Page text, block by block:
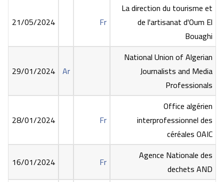
La direction du tourisme et
de l'artisanat d'Oum El
Bouaghi
Fr
21/05/2024
National Union of Algerian
Journalists and Media
Professionals
Ar
29/01/2024
Office algérien
interprofessionnel des
céréales OAIC
Fr
28/01/2024
Agence Nationale des
dechets AND
Fr
16/01/2024